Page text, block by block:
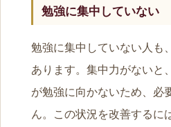
勉強に集中していない
勉強に集中していない人も
あります。集中力がないと
が勉強に向かないため、必
ん。この状況を改善するに